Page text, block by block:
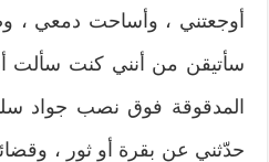
أوجعتني ، وأساحت دمعي ،
سأتيقن من أنني كنت سألت
المدقوقة فوق نصب جواد
حدّثني عن بقرة أو ثور ،